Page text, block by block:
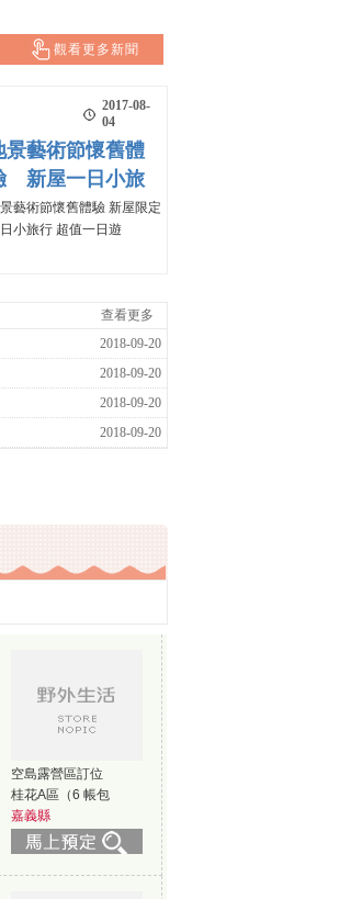
觀看更多新聞
2017-08-
04
景藝術節懷舊體
新屋一日小旅
藝術節懷舊體驗 新屋限定
一日小旅行 超值一日遊
查看更多
2018-09-20
2018-09-20
2018-09-20
2018-09-20
空島露營區訂位
桂花A區（6 帳包
嘉義縣